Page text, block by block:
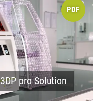
pro Solution
PDF